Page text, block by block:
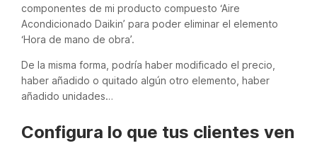
componentes de mi producto compuesto ‘Aire
Acondicionado Daikin’ para poder eliminar el elemento
‘Hora de mano de obra’.
De la misma forma, podría haber modificado el precio,
haber añadido o quitado algún otro elemento, haber
añadido unidades…
Configura lo que tus clientes ven